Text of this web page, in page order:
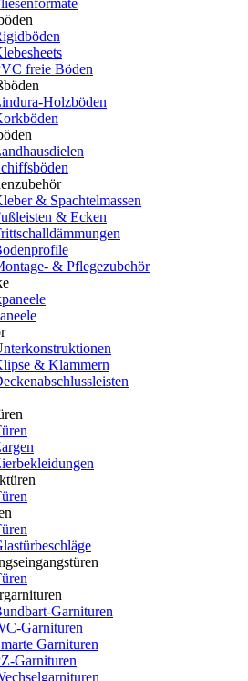
freie Böden
Holzböden
& Spachtelmassen
& Ecken
& Pflegezubehör
& Klammern
Garnituren
Garnituren
Garnituren
Garnituren